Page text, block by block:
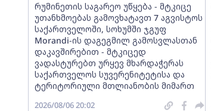
რუმინეთის საგარეო უწყება - მტკიცე
უთანხმოებას გამოვხატავთ 7 აგვისტოს
საქართველოში, სოხუმში ჯგუფ
Morandi-ის დაგეგმილ გამოსვლასთან
დაკავშირებით - მტკიცედ
ვადასტურებთ ურყევ მხარდაჭერას
საქართველოს სუვერენიტეტისა და
ტერიტორიული მთლიანობის მიმართ
2026/08/06 20:02